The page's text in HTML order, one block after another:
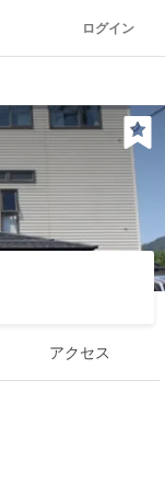
ログイン
アクセス